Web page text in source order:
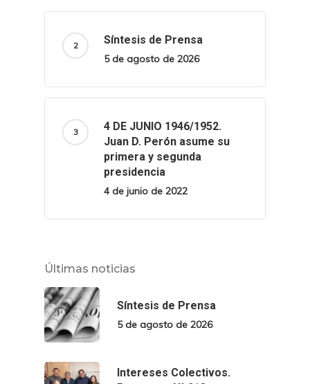
Síntesis de Prensa
5 de agosto de 2026
4 DE JUNIO 1946/1952.
Juan D. Perón asume su
primera y segunda
presidencia
4 de junio de 2022
Últimas noticias
Síntesis de Prensa
5 de agosto de 2026
Intereses Colectivos.